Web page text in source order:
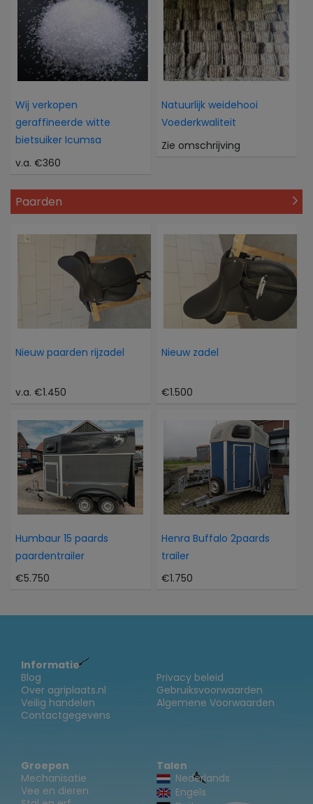
Wij verkopen
geraffineerde witte
bietsuiker Icumsa
v.a. €360
Natuurlijk weidehooi
Voederkwaliteit
Zie omschrijving
Paarden
Nieuw paarden rijzadel
v.a. €1.450
Nieuw zadel
€1.500
Humbaur 15 paards
paardentrailer
€5.750
Henra Buffalo 2paards
trailer
€1.750
Informatie
Blog
Over agriplaats.nl
Veilig handelen
Contactgegevens
Privacy beleid
Gebruiksvoorwaarden
Algemene Voorwaarden
Groepen
Mechanisatie
Vee en dieren
Talen
Nederlands
Engels